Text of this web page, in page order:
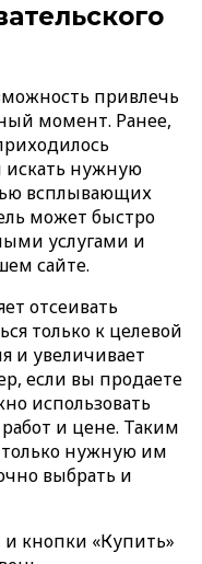
привлечь
момент. Ранее,
искать нужную
всплывающих
может быстро
услугами и
сайте.
отсеивать
только к целевой
и увеличивает
если вы продаете
использовать
и цене. Таким
только нужную им
выбрать и
кнопки «Купить»